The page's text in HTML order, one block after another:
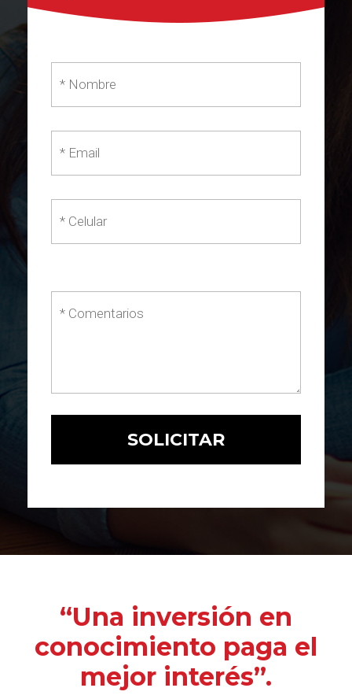
“Una inversión en
conocimiento paga el
mejor interés”.